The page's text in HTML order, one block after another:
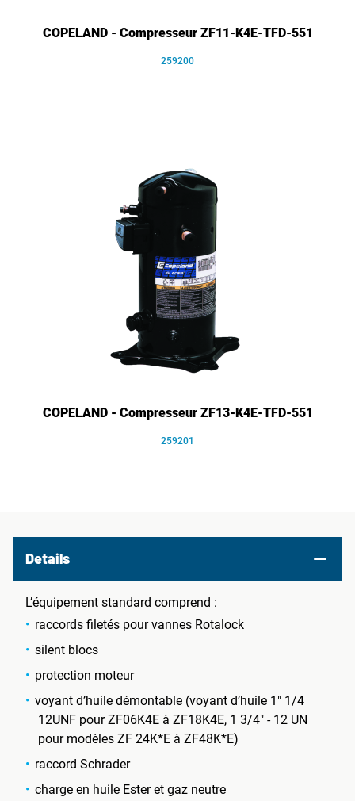
COPELAND - Compresseur ZF11-K4E-TFD-551
259200
COPELAND - Compresseur ZF13-K4E-TFD-551
259201
Details
L’équipement standard comprend :
raccords filetés pour vannes Rotalock
silent blocs
protection moteur
voyant d’huile démontable (voyant d’huile 1" 1/4
12UNF pour ZF06K4E à ZF18K4E, 1 3/4" - 12 UN
pour modèles ZF 24K*E à ZF48K*E)
raccord Schrader
charge en huile Ester et gaz neutre